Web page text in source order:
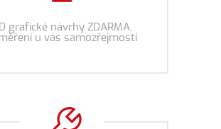
grafické návrhy ZDARMA,
u vás samozřejmostí